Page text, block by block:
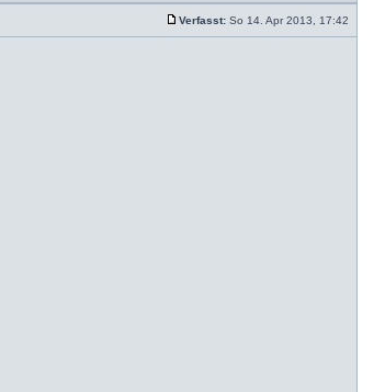
Verfasst: So 14. Apr 2013, 17:42